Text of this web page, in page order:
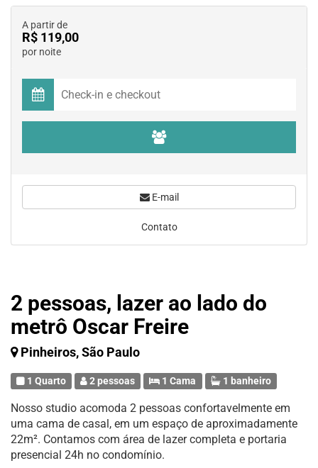
2 pessoas, lazer ao lado do
metrô Oscar Freire
Pinheiros, São Paulo
1 Quarto 2 pessoas 1 Cama 1 banheiro
Nosso studio acomoda 2 pessoas confortavelmente em
uma cama de casal, em um espaço de aproximadamente
22m². Contamos com área de lazer completa e portaria
presencial 24h no condomínio.
A partir de
R$ 119,00
por noite
E-mail
Contato